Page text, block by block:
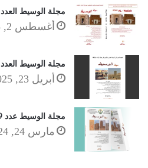
مجلة الوسيط العدد 21 ـ 2023
أغسطس 2, 2025
مجلة الوسيط العدد 20-2022
أبريل 23, 2025
مجلة الوسيط عدد 19 2021
مارس 24, 2024